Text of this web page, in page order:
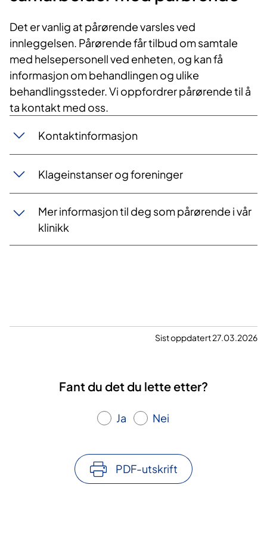
Det er vanlig at pårørende varsles ved
innleggelsen. Pårørende får tilbud om samtale
med helsepersonell ved enheten, og kan få
informasjon om behandlingen og ulike
behandlingssteder. Vi oppfordrer pårørende til å
ta kontakt med oss.
Kontaktinformasjon
Klageinstanser og foreninger
Mer informasjon til deg som pårørende i vår
klinikk
Sist oppdatert 27.03.2026
Fant du det du lette etter?
Ja Nei
PDF-utskrift